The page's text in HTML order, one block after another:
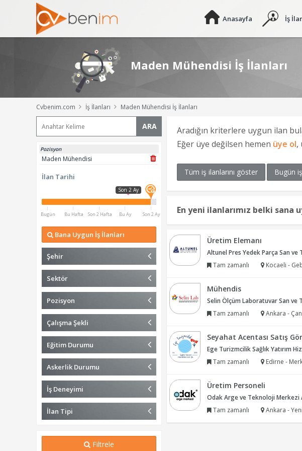
Anasayfa İş
Maden Mühendisi İş İlanları
Cvbenim.com İş İlanları Maden Mühendisi İş İlanları
ARA
Pozisyon
Maden Mühendisi
İlan Tarihi
Son 2 Ay
Bugün Bu Hafta Son 2 Hafta Bu Ay Son 2 Ay
Bana Uygun İş İlanları
Şehir
Sektör
Pozisyon
Çalışma Şekli
Eğitim Durumu
Askerlik Durumu
İş Deneyimi
İlan Tipi
Filtrele
Aradığın kriterlere uygun ilan
Eğer üye değilsen hemen üye ol,
Tüm iş ilanlarını göster Bugün
En yeni ilanlarımız belki sana
Üretim Elemanı
Altunel Pres Yedek Parça San ve
Tam zamanlı
Kocaeli -
Mühendis
Selin Ölçüm Laboratuvar San ve
Tam zamanlı
Ankara -
Seyahat Acentası Satış
Ege Turizmcilik Sağlık Yatırım
Tam zamanlı
Edirne -
Üretim Personeli
Odak Arge ve Teknoloji Merkezi
Tam zamanlı
Ankara -